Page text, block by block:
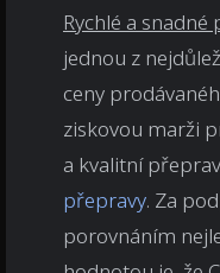
Rychlé a
jednou z
ceny
ziskovou marži
a kvalitní
přepravy. Za
porovnáním